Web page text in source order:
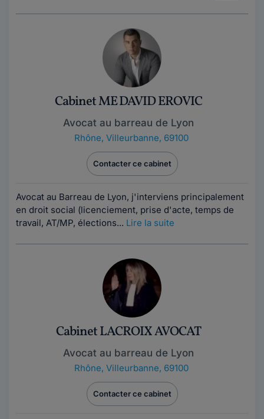
Cabinet ME DAVID EROVIC
Avocat au barreau de Lyon
Rhône, Villeurbanne, 69100
Contacter ce cabinet
Avocat au Barreau de Lyon, j'interviens principalement
en droit social (licenciement, prise d'acte, temps de
travail, AT/MP, élections... Lire la suite
Cabinet LACROIX AVOCAT
Avocat au barreau de Lyon
Rhône, Villeurbanne, 69100
Contacter ce cabinet